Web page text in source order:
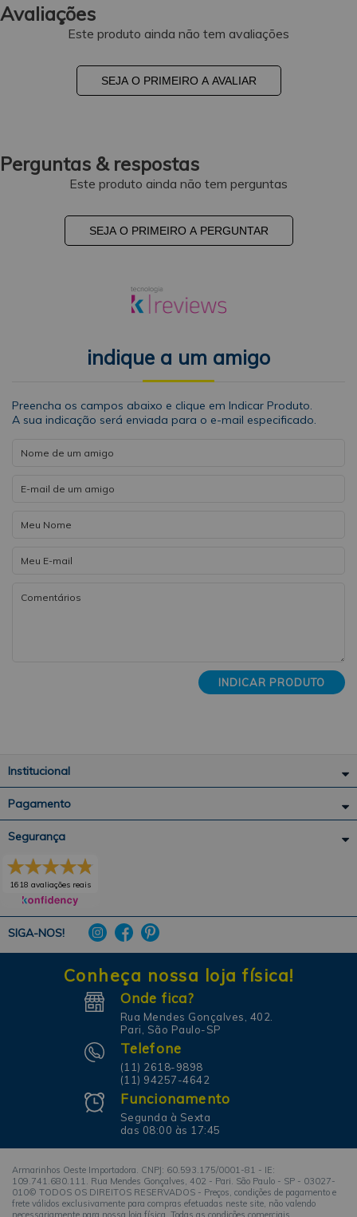
Avaliações
Este produto ainda não tem avaliações
SEJA O PRIMEIRO A AVALIAR
Perguntas & respostas
Este produto ainda não tem perguntas
SEJA O PRIMEIRO A PERGUNTAR
indique a um amigo
Preencha os campos abaixo e clique em Indicar Produto.
A sua indicação será enviada para o e-mail especificado.
INDICAR PRODUTO
Institucional
Pagamento
SIGA-NOS!
Segurança
1618 avaliações reais
Conheça nossa loja física!
Onde fica?
Rua Mendes Gonçalves, 402.
Pari, São Paulo-SP
Telefone
(11) 2618-9898
(11) 94257-4642
Funcionamento
Segunda à Sexta
das 08:00 às 17:45
Armarinhos Oeste Importadora. CNPJ: 60.593.175/0001-81 - IE:
109.741.680.111. Rua Mendes Gonçalves, 402 - Pari. São Paulo - SP - 03027-
010© TODOS OS DIREITOS RESERVADOS - Preços, condições de pagamento e
frete válidos exclusivamente para compras efetuadas neste site, não valendo
necessariamente para nossa loja física. Todas as condições comerciais